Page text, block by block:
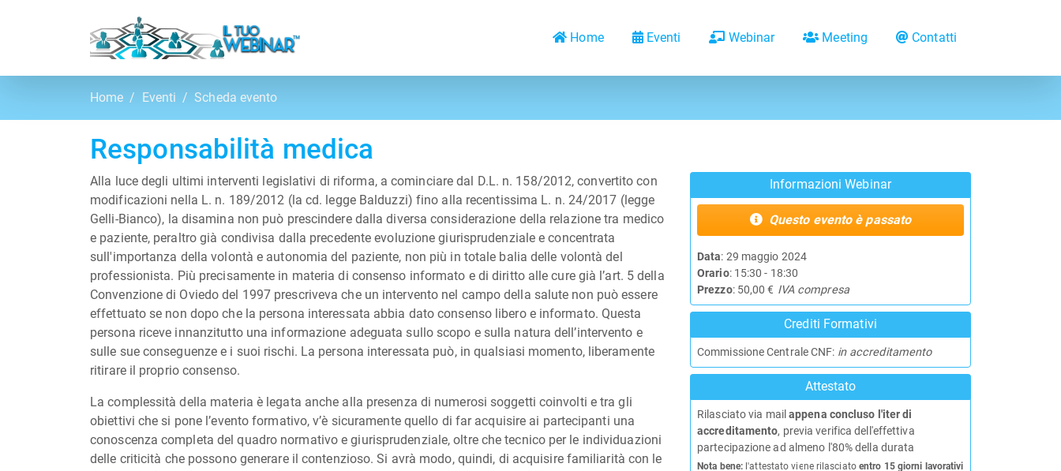
Home Eventi Webinar Meeting Contatti
Home Eventi Scheda evento
Responsabilità medica
Alla luce degli ultimi interventi legislativi di riforma, a cominciare dal D.L. n. 158/2012, convertito con
modificazioni nella L. n. 189/2012 (la cd. legge Balduzzi) fino alla recentissima L. n. 24/2017 (legge
Gelli-Bianco), la disamina non può prescindere dalla diversa considerazione della relazione tra medico
e paziente, peraltro già condivisa dalla precedente evoluzione giurisprudenziale e concentrata
sull'importanza della volontà e autonomia del paziente, non più in totale balia delle volontà del
professionista. Più precisamente in materia di consenso informato e di diritto alle cure già l’art. 5 della
Convenzione di Oviedo del 1997 prescriveva che un intervento nel campo della salute non può essere
effettuato se non dopo che la persona interessata abbia dato consenso libero e informato. Questa
persona riceve innanzitutto una informazione adeguata sullo scopo e sulla natura dell’intervento e
sulle sue conseguenze e i suoi rischi. La persona interessata può, in qualsiasi momento, liberamente
ritirare il proprio consenso.
La complessità della materia è legata anche alla presenza di numerosi soggetti coinvolti e tra gli
obiettivi che si pone l’evento formativo, v’è sicuramente quello di far acquisire ai partecipanti una
conoscenza completa del quadro normativo e giurisprudenziale, oltre che tecnico per le individuazioni
delle criticità che possono generare il contenzioso. Si avrà modo, quindi, di acquisire familiarità con le
Informazioni Webinar
Questo evento è passato
Data: 29 maggio 2024
Orario: 15:30 - 18:30
Prezzo: 50,00 € IVA compresa
Crediti Formativi
Commissione Centrale CNF: in accreditamento
Attestato
Rilasciato via mail appena concluso l'iter di
accreditamento, previa verifica dell'effettiva
partecipazione ad almeno l'80% della durata
Nota bene: l'attestato viene rilasciato entro 15 giorni lavorativi